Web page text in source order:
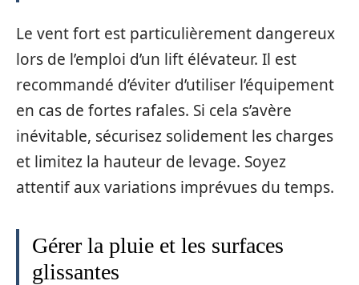
Le vent fort est particulièrement dangereux
lors de l’emploi d’un lift élévateur. Il est
recommandé d’éviter d’utiliser l’équipement
en cas de fortes rafales. Si cela s’avère
inévitable, sécurisez solidement les charges
et limitez la hauteur de levage. Soyez
attentif aux variations imprévues du temps.
Gérer la pluie et les surfaces
glissantes